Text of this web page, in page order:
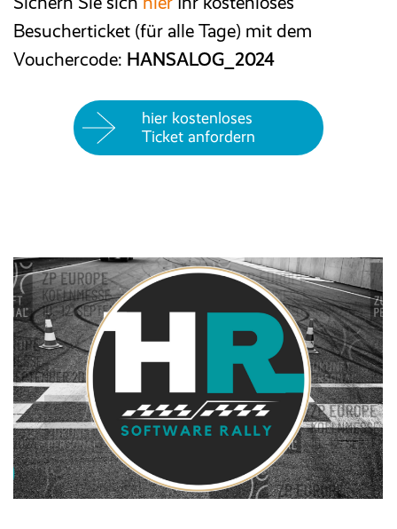
Besucherticket (für alle Tage) mit dem
Vouchercode: HANSALOG_2024
hier kostenloses
Ticket anfordern